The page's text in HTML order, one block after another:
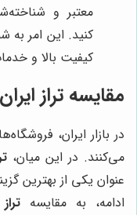
معتبر و
کنید. این امر به
کیفیت بالا و
مقایسه تراز
در بازار ایران،
می‌کنند. در این میان،
عنوان یکی از بهترین
ادامه، به مقایسه